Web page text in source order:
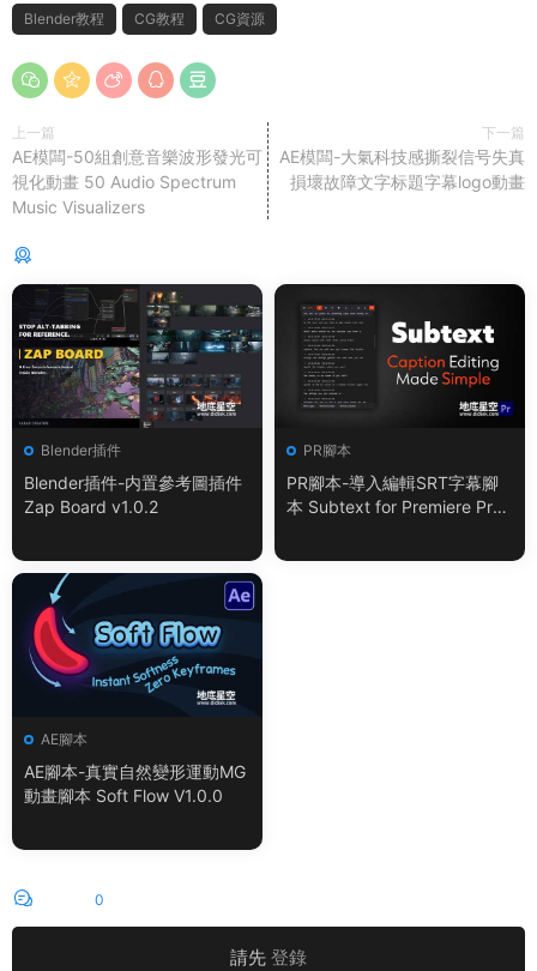
Blender教程 CG教程 CG資源
上一篇
AE模闆-50組創意音樂波形發光可
視化動畫 50 Audio Spectrum
Music Visualizers
下一篇
AE模闆-大氣科技感撕裂信号失真
損壞故障文字标題字幕logo動畫
Blender插件
Blender插件-内置參考圖插件
Zap Board v1.0.2
PR腳本
PR腳本-導入編輯SRT字幕腳
本 Subtext for Premiere Pro
AE腳本
AE腳本-真實自然變形運動MG
動畫腳本 Soft Flow V1.0.0
0
請先 登錄